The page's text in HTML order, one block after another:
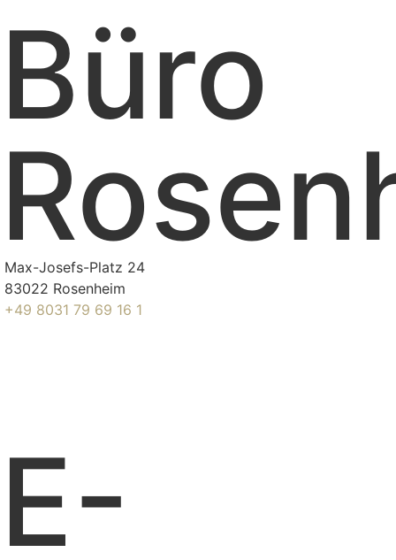
Büro
Max-Josefs-Platz 24
83022 Rosenheim
+49 8031 79 69 16 1
E-